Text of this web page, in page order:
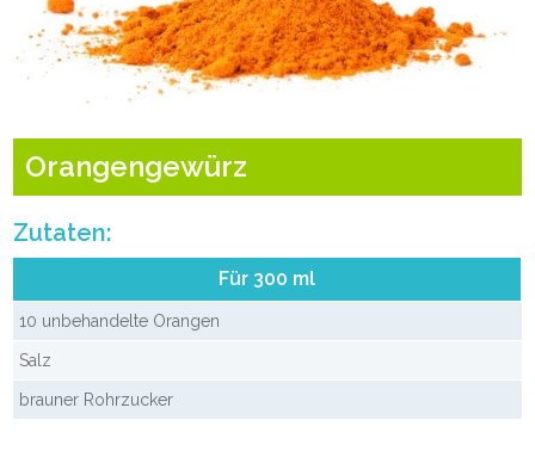
Orangengewürz
Zutaten:
Für 300 ml
10 unbehandelte Orangen
Salz
brauner Rohrzucker